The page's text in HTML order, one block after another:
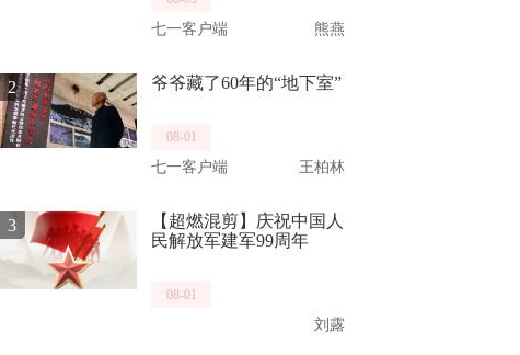
走好！
七一客户端 熊燕
2 爷爷藏了60年的“地下室”
08-01
七一客户端 王柏林
3
【超燃混剪】庆祝中国人
民解放军建军99周年
08-01
刘露